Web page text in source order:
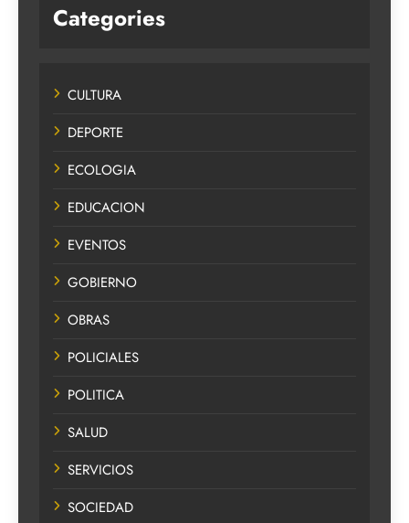
Categories
CULTURA
DEPORTE
ECOLOGIA
EDUCACION
EVENTOS
GOBIERNO
OBRAS
POLICIALES
POLITICA
SALUD
SERVICIOS
SOCIEDAD